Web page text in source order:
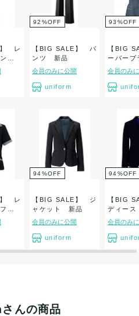
】 レ
92 %OFF
【BIG SALE】 パ
ンツ 新品
会員のみに公開
uniform
93 %OFF
【BIG
ーバー
新品
会員のみ
】 レ
ト
94%OFF
【BIG SALE】 ジ
ャケット 新品
会員のみに公開
uniform
94%OFF
【BIG
ディース
ット 新
会員のみ
んの商品